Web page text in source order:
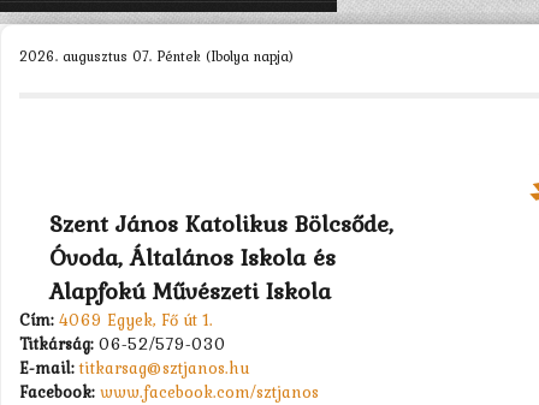
2026. augusztus 07. Péntek (Ibolya napja)
Szent János Katolikus Bölcsőde,
Óvoda, Általános Iskola és
Alapfokú Művészeti Iskola
Cím: 4069 Egyek, Fő út 1.
Titkárság: 06-52/579-030
E-mail: titkarsag@sztjanos.hu
Facebook: www.facebook.com/sztjanos
KEZDŐLAP
MUNKATÁRSAK >
TANULÓK >
PÁLYÁZATOK >
KAPCSOLAT